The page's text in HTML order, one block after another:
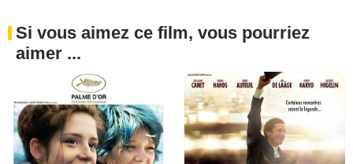
Si vous aimez ce film, vous pourriez
aimer ...